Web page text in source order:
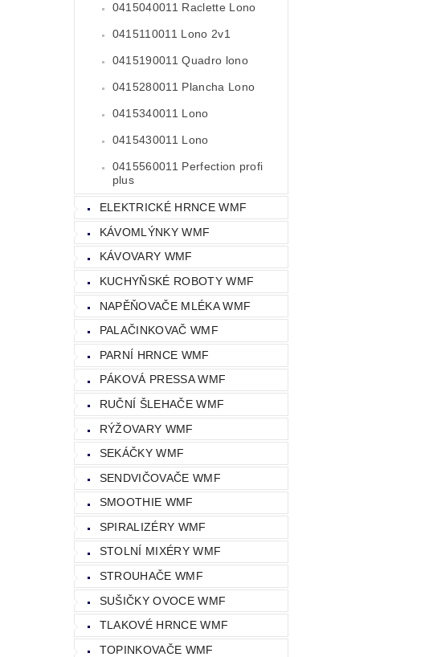
0415040011 Raclette Lono
0415110011 Lono 2v1
0415190011 Quadro lono
0415280011 Plancha Lono
0415340011 Lono
0415430011 Lono
0415560011 Perfection profi
plus
ELEKTRICKÉ HRNCE WMF
KÁVOMLÝNKY WMF
KÁVOVARY WMF
KUCHYŇSKÉ ROBOTY WMF
NAPĚŇOVAČE MLÉKA WMF
PALAČINKOVAČ WMF
PARNÍ HRNCE WMF
PÁKOVÁ PRESSA WMF
RUČNÍ ŠLEHAČE WMF
RÝŽOVARY WMF
SEKÁČKY WMF
SENDVIČOVAČE WMF
SMOOTHIE WMF
SPIRALIZÉRY WMF
STOLNÍ MIXÉRY WMF
STROUHAČE WMF
SUŠIČKY OVOCE WMF
TLAKOVÉ HRNCE WMF
TOPINKOVAČE WMF